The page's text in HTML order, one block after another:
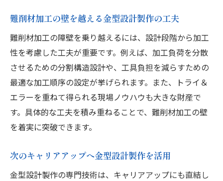
難削材加工の壁を越える金型設計製作の工夫
難削材加工の障壁を乗り越えるには、設計段階から加工
性を考慮した工夫が重要です。例えば、加工負荷を分散
させるための分割構造設計や、工具負担を減らすための
最適な加工順序の設定が挙げられます。また、トライ＆
エラーを重ねて得られる現場ノウハウも大きな財産で
す。具体的な工夫を積み重ねることで、難削材加工の壁
を着実に突破できます。
次のキャリアアップへ金型設計製作を活用
金型設計製作の専門技術は、キャリアアップにも直結し